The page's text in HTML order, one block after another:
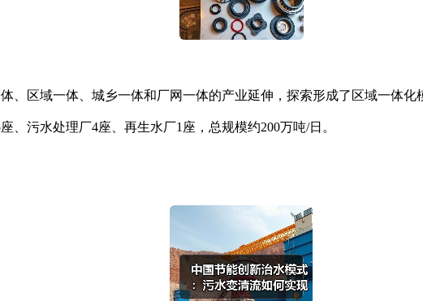
区域一体、城乡一体和厂网一体的产业延伸，探索形成了区域一体化
污水处理厂4座、再生水厂1座，总规模约200万吨/日。